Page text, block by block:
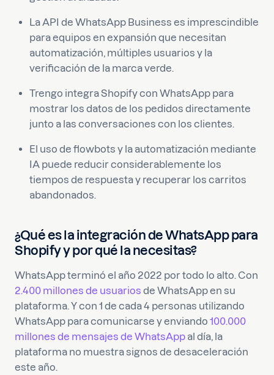
La API de WhatsApp Business es imprescindible
para equipos en expansión que necesitan
automatización, múltiples usuarios y la
verificación de la marca verde.
Trengo integra Shopify con WhatsApp para
mostrar los datos de los pedidos directamente
junto a las conversaciones con los clientes.
El uso de flowbots y la automatización mediante
IA puede reducir considerablemente los
tiempos de respuesta y recuperar los carritos
abandonados.
¿Qué es la integración de WhatsApp para
Shopify y por qué la necesitas?
WhatsApp terminó el año 2022 por todo lo alto. Con
2.400 millones de usuarios de WhatsApp en su
plataforma. Y con 1 de cada 4 personas utilizando
WhatsApp para comunicarse y enviando 100.000
millones de mensajes de WhatsAppal día, la
plataforma no muestra signos de desaceleración
este año.